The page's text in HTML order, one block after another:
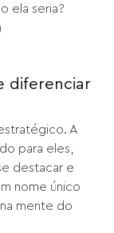
ela seria?
diferenciar
A
para eles,
destacar e
nome único
mente do